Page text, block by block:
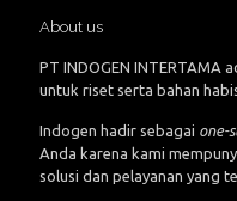
About us
PT INDOGEN INTERTAMA
untuk riset serta bahan
Indogen hadir sebagai one-
Anda karena kami
solusi dan pelayanan yang